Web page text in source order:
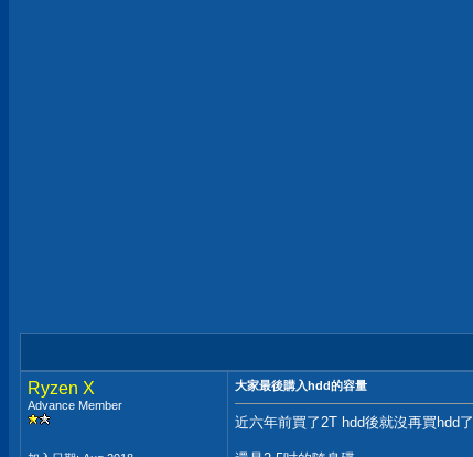
Ryzen X
Advance Member
大家最後購入hdd的容量
近六年前買了2T hdd後就沒再買hdd了